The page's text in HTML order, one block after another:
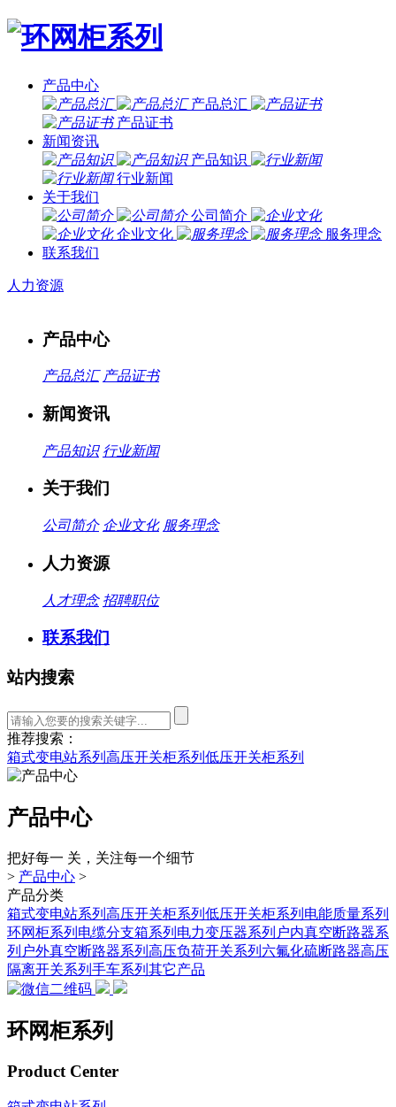
产品中心
产品总汇
产品证书
新闻资讯
产品知识
行业新闻
关于我们
公司简介
企业文化
服务理念
联系我们
人力资源
产品中心
产品总汇 产品证书
新闻资讯
产品知识 行业新闻
关于我们
公司简介 企业文化 服务理念
人力资源
人才理念 招聘职位
联系我们
站内搜索
推荐搜索：
箱式变电站系列 高压开关柜系列 低压开关柜系列
产品中心
把好每一 关，关注每一个细节
> 产品中心 >
产品分类
箱式变电站系列 高压开关柜系列 低压开关柜系列 电能质量系列
环网柜系列 电缆分支箱系列 电力变压器系列 户内真空断路器系
列 户外真空断路器系列 高压负荷开关系列 六氟化硫断路器高压
隔离开关系列 手车系列 其它产品
环网柜系列
Product Center